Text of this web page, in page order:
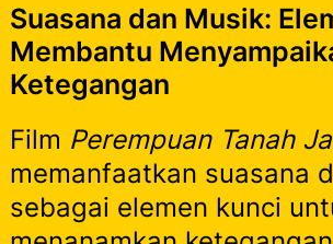
Suasana dan Musik:
Membantu
Ketegangan
Film Perempuan Tanah
memanfaatkan suasana
sebagai elemen kunci